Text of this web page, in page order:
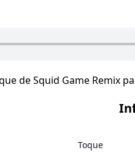
de Squid Game Remix
Toque